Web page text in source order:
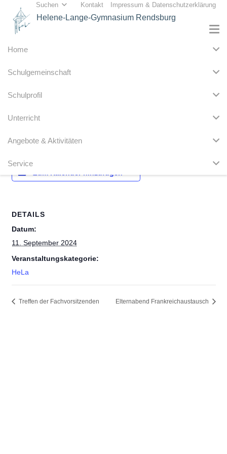
Suchen Kontakt Impressum & Datenschutzerklärung
Helene-Lange-Gymnasium Rendsburg
Home
Schulgemeinschaft
Schulprofil
Unterricht
Angebote & Aktivitäten
Service
Klassenlehrertag 10. Kl.
DETAILS
Datum:
11. September 2024
Veranstaltungskategorie:
HeLa
Treffen der Fachvorsitzenden Elternabend Frankreichaustausch